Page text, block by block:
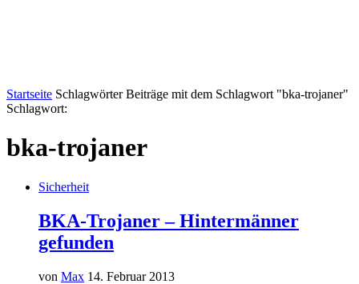
Startseite Schlagwörter Beiträge mit dem Schlagwort "bka-trojaner"
Schlagwort:
bka-trojaner
Sicherheit
BKA-Trojaner – Hintermänner
gefunden
von Max 14. Februar 2013